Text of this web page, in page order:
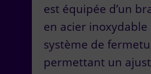
est équipée d’un
en acier inoxydable
système de
permettant un